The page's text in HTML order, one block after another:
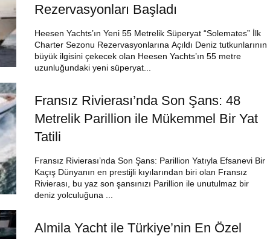
Rezervasyonları Başladı
Heesen Yachts’ın Yeni 55 Metrelik Süperyat “Solemates” İlk
Charter Sezonu Rezervasyonlarına Açıldı Deniz tutkunlarının
büyük ilgisini çekecek olan Heesen Yachts’ın 55 metre
uzunluğundaki yeni süperyat...
Fransız Rivierası’nda Son Şans: 48
Metrelik Parillion ile Mükemmel Bir Yat
Tatili
Fransız Rivierası’nda Son Şans: Parillion Yatıyla Efsanevi Bir
Kaçış Dünyanın en prestijli kıyılarından biri olan Fransız
Rivierası, bu yaz son şansınızı Parillion ile unutulmaz bir
deniz yolculuğuna ...
Almila Yacht ile Türkiye’nin En Özel